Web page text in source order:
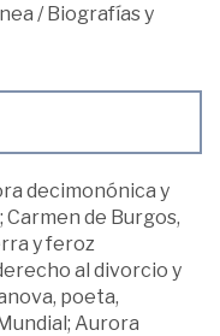
/Biografías y
decimonónica y
de Burgos,
y feroz
al divorcio y
poeta,
Aurora